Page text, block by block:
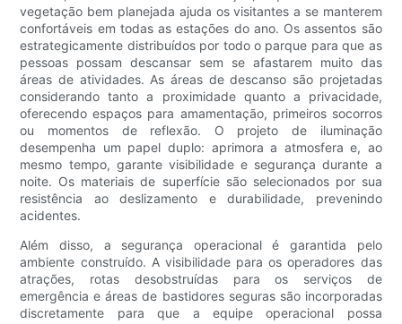
vegetação bem planejada ajuda os visitantes a se manterem
confortáveis ​​em todas as estações do ano. Os assentos são
estrategicamente distribuídos por todo o parque para que as
pessoas possam descansar sem se afastarem muito das
áreas de atividades. As áreas de descanso são projetadas
considerando tanto a proximidade quanto a privacidade,
oferecendo espaços para amamentação, primeiros socorros
ou momentos de reflexão. O projeto de iluminação
desempenha um papel duplo: aprimora a atmosfera e, ao
mesmo tempo, garante visibilidade e segurança durante a
noite. Os materiais de superfície são selecionados por sua
resistência ao deslizamento e durabilidade, prevenindo
acidentes.
Além disso, a segurança operacional é garantida pelo
ambiente construído. A visibilidade para os operadores das
atrações, rotas desobstruídas para os serviços de
emergência e áreas de bastidores seguras são incorporadas
discretamente para que a equipe operacional possa